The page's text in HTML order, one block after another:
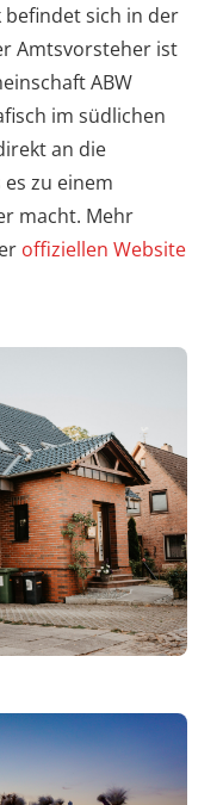
befindet sich in der
Amtsvorsteher ist
ABW
im südlichen
an die
zu einem
macht. Mehr
offiziellen Website